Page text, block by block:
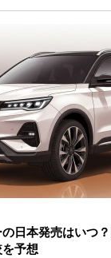
日本発売はいつ
予想